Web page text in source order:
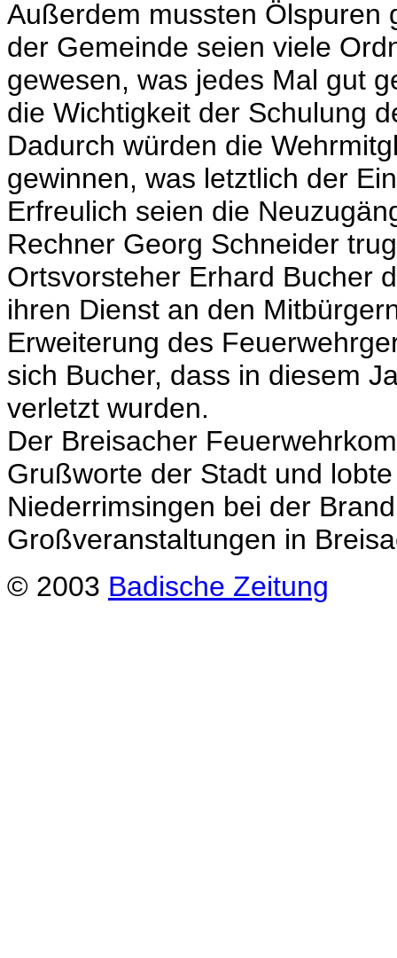
Außerdem mussten Ölspuren
der Gemeinde seien viele
gewesen, was jedes Mal gut
die Wichtigkeit der Schulung
Dadurch würden die
gewinnen, was letztlich der
Erfreulich seien die
Rechner Georg Schneider
Ortsvorsteher Erhard Bucher
ihren Dienst an den
Erweiterung des
sich Bucher, dass in diesem
verletzt wurden.
Der Breisacher
Grußworte der Stadt und
Niederrimsingen bei der
Großveranstaltungen in
© 2003 Badische Zeitung